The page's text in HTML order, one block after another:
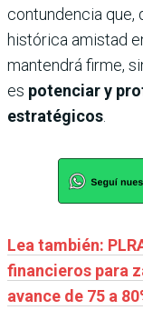
contundencia que,
histórica amistad
mantendrá firme,
es potenciar y
estratégicos
Lea también:
financieros para
avance de 75 a